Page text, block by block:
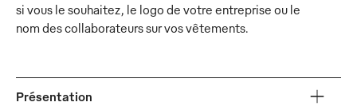
si vous le souhaitez, le logo de votre entreprise ou le
nom des collaborateurs sur vos vêtements.
Présentation